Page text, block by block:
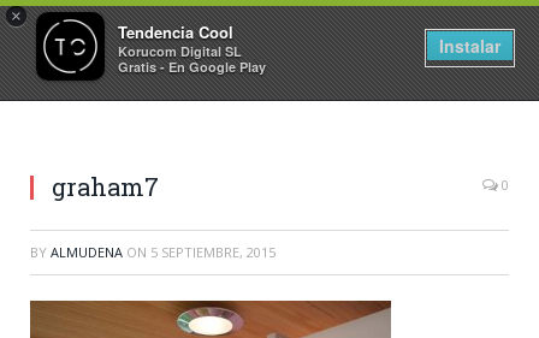
×
Tendencia Cool
Korucom Digital SL
Gratis - En Google Play
Instalar
graham7 0
BY ALMUDENA ON 5 SEPTIEMBRE, 2015